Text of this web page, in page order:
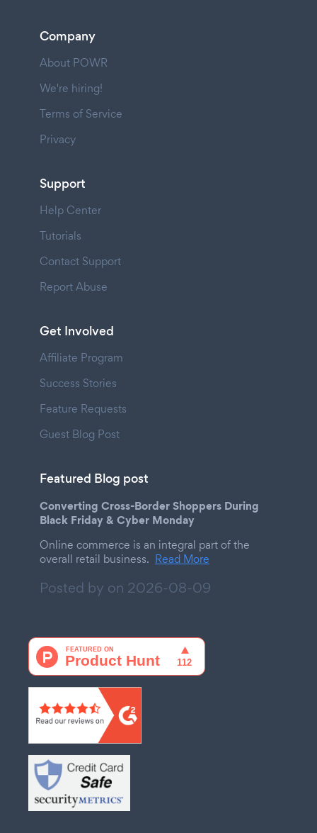
Company
About POWR
We're hiring!
Terms of Service
Privacy
Support
Help Center
Tutorials
Contact Support
Report Abuse
Get Involved
Affiliate Program
Success Stories
Feature Requests
Guest Blog Post
Featured Blog post
Converting Cross-Border Shoppers During
Black Friday & Cyber Monday
Online commerce is an integral part of the
overall retail business. Read More
Posted by on 2026-08-09